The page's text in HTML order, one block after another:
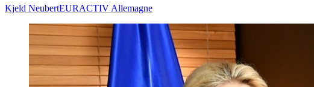
Kjeld NeubertEURACTIV Allemagne